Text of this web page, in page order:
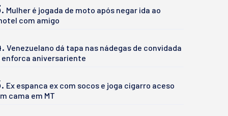
Mulher é jogada de moto após negar ida ao
com amigo
Venezuelano dá tapa nas nádegas de convidada
enforca aniversariente
Ex espanca ex com socos e joga cigarro aceso
cama em MT